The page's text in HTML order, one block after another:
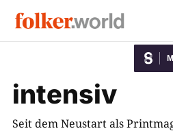
intensiv
Seit dem Neustart als